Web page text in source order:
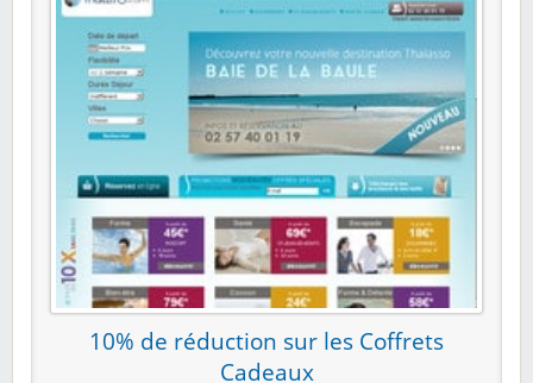
10% de réduction sur les Coffrets
Cadeaux